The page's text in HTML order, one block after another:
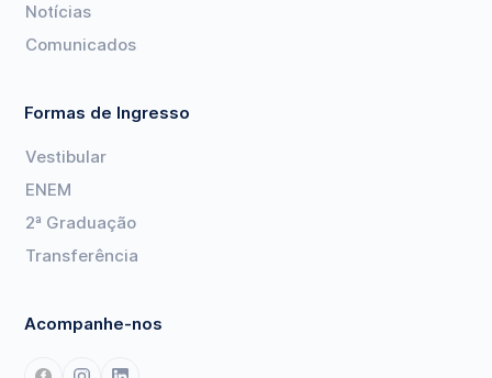
Notícias
Comunicados
Formas de Ingresso
Vestibular
ENEM
2ª Graduação
Transferência
Acompanhe-nos